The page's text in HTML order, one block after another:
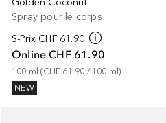
Golden Coconut
Spray pour le corps
S-Prix CHF 61.90
Online CHF 61.90
100 ml (CHF 61.90 / 100 ml)
NEW